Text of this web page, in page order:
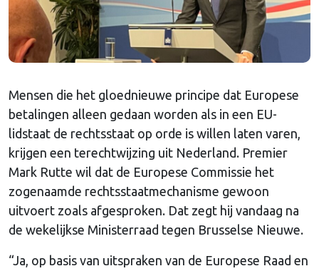
Mensen die het gloednieuwe principe dat Europese
betalingen alleen gedaan worden als in een EU-
lidstaat de rechtsstaat op orde is willen laten varen,
krijgen een terechtwijzing uit Nederland. Premier
Mark Rutte wil dat de Europese Commissie het
zogenaamde rechtsstaatmechanisme gewoon
uitvoert zoals afgesproken. Dat zegt hij vandaag na
de wekelijkse Ministerraad tegen Brusselse Nieuwe.
“Ja, op basis van uitspraken van de Europese Raad en